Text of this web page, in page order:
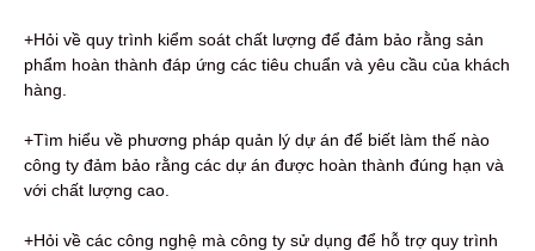
+Hỏi về quy trình kiểm soát chất lượng để đảm bảo rằng sản
phẩm hoàn thành đáp ứng các tiêu chuẩn và yêu cầu của khách
hàng.
+Tìm hiểu về phương pháp quản lý dự án để biết làm thế nào
công ty đảm bảo rằng các dự án được hoàn thành đúng hạn và
với chất lượng cao.
+Hỏi về các công nghệ mà công ty sử dụng để hỗ trợ quy trình